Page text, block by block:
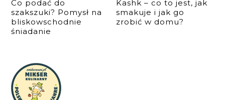
Co podać do
szakszuki? Pomysł na
bliskowschodnie
śniadanie
Kashk – co to jest, jak
smakuje i jak go
zrobić w domu?